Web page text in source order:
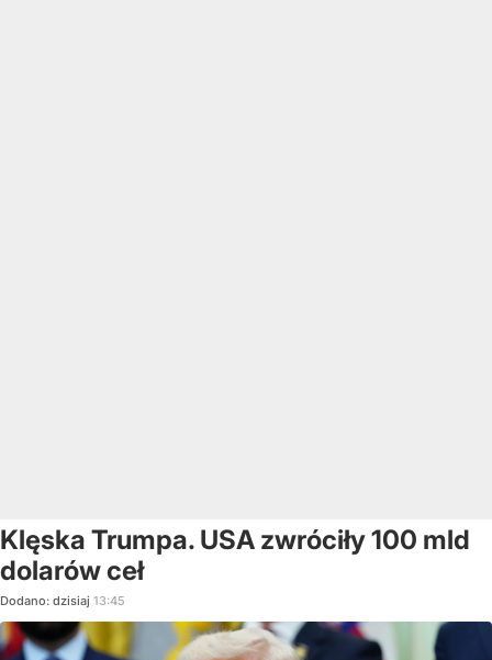
Klęska Trumpa. USA zwróciły 100 mld
dolarów ceł
Dodano: dzisiaj 13:45